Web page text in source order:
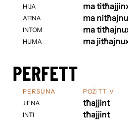
HIJA
AĦNA
INTOM
HUMA
ma
ma
ma
ma
PERFETT
PERSUNA
JIENA
INTI
POŻITTIV
tħajjint
tħajjint